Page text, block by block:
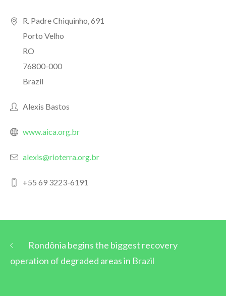
R. Padre Chiquinho, 691
Porto Velho
RO
76800-000
Brazil
Alexis Bastos
www.aica.org.br
alexis@rioterra.org.br
+55 69 3223-6191
Rondônia begins the biggest recovery
operation of degraded areas in Brazil